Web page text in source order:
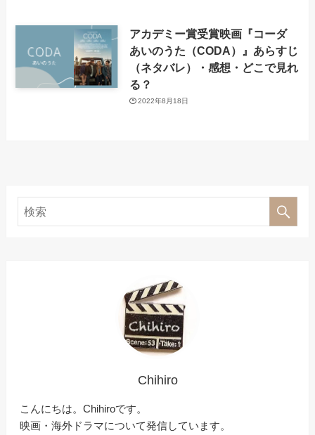
アカデミー賞受賞映画『コーダ
あいのうた（CODA）』あらすじ
（ネタバレ）・感想・どこで見れ
る？
2022年8月18日
Chihiro
こんにちは。Chihiroです。
映画・海外ドラマについて発信しています。